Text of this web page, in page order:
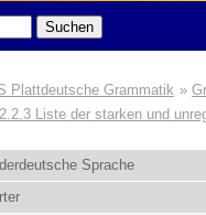
Plattdeutsche Grammatik
Liste der starken und
Sprache